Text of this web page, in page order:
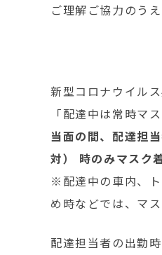
ご理解ご協力のう
新型コロナウイル
「配達中は常時マ
当面の間、配達担
対） 時のみマスク
※配達中の車内、
め時などでは、マ
配達担当者の出勤